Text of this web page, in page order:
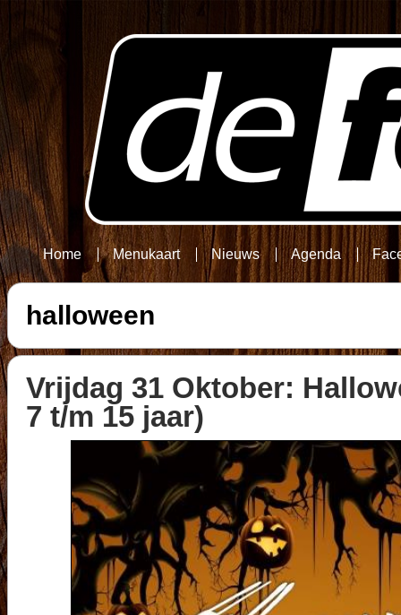
Home Menukaart Nieuws Agenda
halloween
Vrijdag 31 Oktober:
7 t/m 15 jaar)